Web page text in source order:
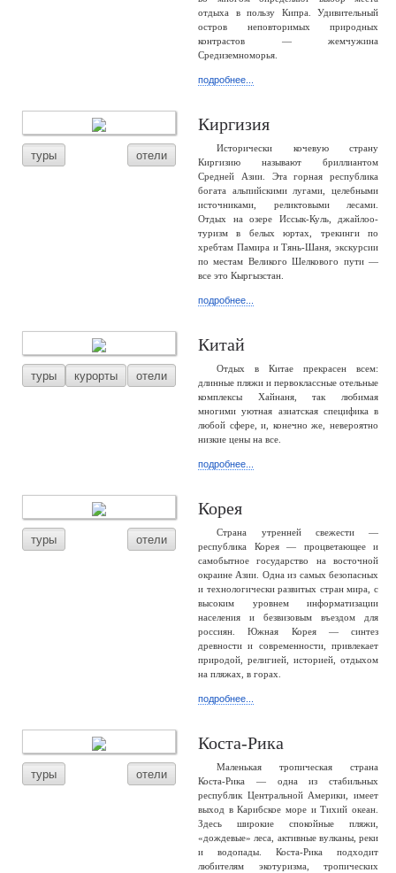
отдыха в пользу Кипра. Удивительный
остров неповторимых природных
контрастов — жемчужина
Средиземноморья.
подробнее...
туры отели
Киргизия
Исторически кочевую страну
Киргизию называют бриллиантом
Средней Азии. Эта горная республика
богата альпийскими лугами, целебными
источниками, реликтовыми лесами.
Отдых на озере Иссык-Куль, джайлоо-
туризм в белых юртах, трекинги по
хребтам Памира и Тянь-Шаня, экскурсии
по местам Великого Шелкового пути —
все это Кыргызстан.
подробнее...
туры курорты отели
Китай
Отдых в Китае прекрасен всем:
длинные пляжи и первоклассные отельные
комплексы Хайнаня, так любимая
многими уютная азиатская специфика в
любой сфере, и, конечно же, невероятно
низкие цены на все.
подробнее...
туры отели
Корея
Страна утренней свежести —
республика Корея — процветающее и
самобытное государство на восточной
окраине Азии. Одна из самых безопасных
и технологически развитых стран мира, с
высоким уровнем информатизации
населения и безвизовым въездом для
россиян. Южная Корея — синтез
древности и современности, привлекает
природой, религией, историей, отдыхом
на пляжах, в горах.
подробнее...
туры отели
Коста-Рика
Маленькая тропическая страна
Коста-Рика — одна из стабильных
республик Центральной Америки, имеет
выход в Карибское море и Тихий океан.
Здесь широкие спокойные пляжи,
«дождевые» леса, активные вулканы, реки
и водопады. Коста-Рика подходит
любителям экотуризма, тропических